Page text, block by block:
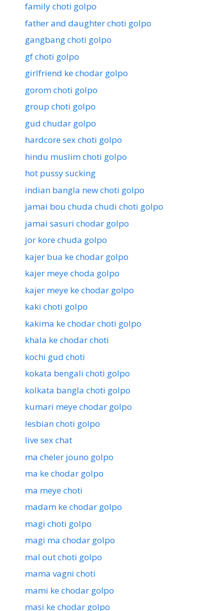
family choti golpo
father and daughter choti golpo
gangbang choti golpo
gf choti golpo
girlfriend ke chodar golpo
gorom choti golpo
group choti golpo
gud chudar golpo
hardcore sex choti golpo
hindu muslim choti golpo
hot pussy sucking
indian bangla new choti golpo
jamai bou chuda chudi choti golpo
jamai sasuri chodar golpo
jor kore chuda golpo
kajer bua ke chodar golpo
kajer meye choda golpo
kajer meye ke chodar golpo
kaki choti golpo
kakima ke chodar choti golpo
khala ke chodar choti
kochi gud choti
kokata bengali choti golpo
kolkata bangla choti golpo
kumari meye chodar golpo
lesbian choti golpo
live sex chat
ma cheler jouno golpo
ma ke chodar golpo
ma meye choti
madam ke chodar golpo
magi choti golpo
magi ma chodar golpo
mal out choti golpo
mama vagni choti
mami ke chodar golpo
masi ke chodar golpo